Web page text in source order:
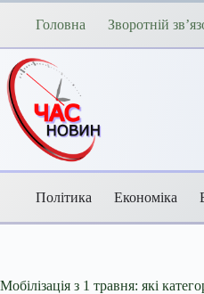
Перейти
Головна Зворотній
Політика Економіка
Мобілізація з 1 травня: які